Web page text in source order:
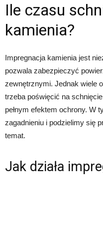
Ile czasu
kamienia?
Impregnacja kamienia jest
pozwala zabezpieczyć
zewnętrznymi. Jednak wiele
trzeba poświęcić na
pełnym efektem ochrony. W
zagadnieniu i podzielimy się
temat.
Jak działa